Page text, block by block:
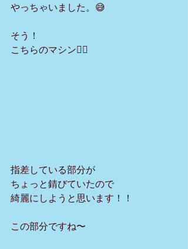
やっちゃいました。😅
そう！
こちらのマシン💁‍♂️
指差している部分が
ちょっと錆びていたので
綺麗にしようと思います！！
この部分ですね〜